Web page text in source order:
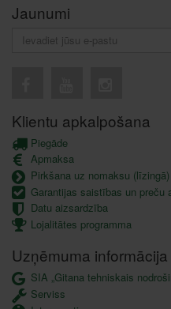
Jaunumi
Klientu apkalpošana
Piegāde
Apmaksa
Pirkšana uz nomaksu (līzingā)
Garantijas saistības un preču
Datu aizsardzība
Lojalitātes programma
Uzņēmuma informācija
SIA „Gitana tehniskais
Serviss